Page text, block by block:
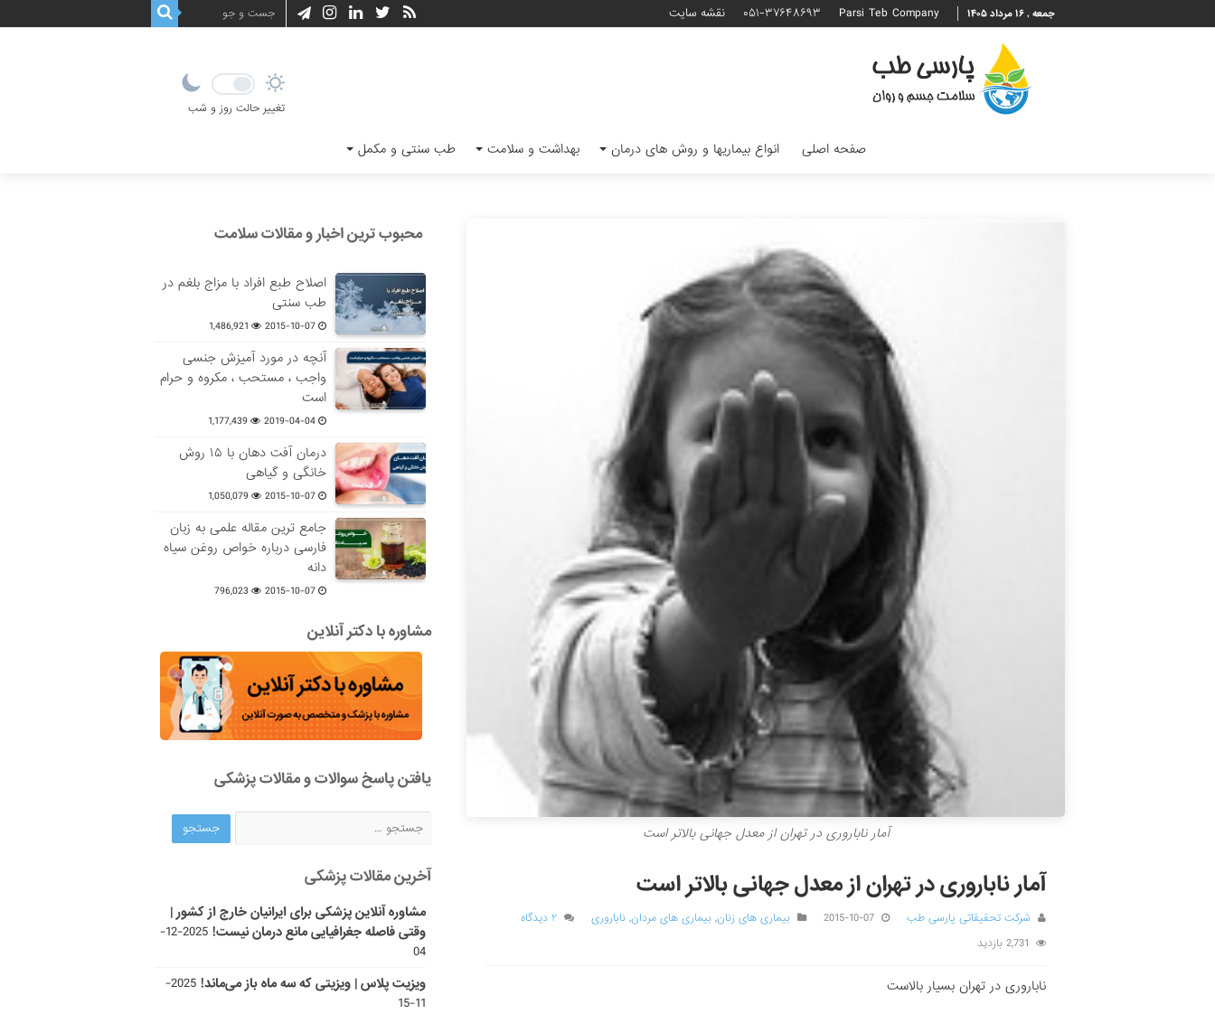
جمعه , ۱۶ مرداد ۱۴۰۵ Parsi Teb Company ۰۵۱-۳۷۶۴۸۶۹۳ نقشه سایت
تغییر حالت روز و شب
صفحه اصلی انواع بیماریها و روش های درمان بهداشت و سلامت طب سنتی و مکمل
آمار ناباروری در تهران از معدل جهانی بالاتر است
آمار ناباروری در تهران از معدل جهانی بالاتر است
شرکت تحقیقاتی پارسی طب 2015-10-07 بیماری های زنان, بیماری های مردان, ناباروری
۲ دیدگاه
2,731 بازدید
ناباروری در تهران بسیار بالاست
محبوب ترین اخبار و مقالات سلامت
اصلاح طبع افراد با مزاج بلغم در
طب سنتی
2015-10-07
1,486,921
آنچه در مورد آمیزش جنسی
واجب ، مستحب ، مکروه و حرام
است
2019-04-04
1,177,439
درمان آفت دهان با ۱۵ روش
خانگی و گیاهی
2015-10-07
1,050,079
جامع ترین مقاله علمی به زبان
فارسی درباره خواص روغن سیاه
دانه
2015-10-07
796,023
مشاوره با دکتر آنلاین
یافتن پاسخ سوالات و مقالات پزشکی
آخرین مقالات پزشکی
مشاوره آنلاین پزشکی برای ایرانیان خارج از کشور |
وقتی فاصله جغرافیایی مانع درمان نیست!
2025-12-
04
ویزیت پلاس | ویزیتی که سه ماه باز می‌ماند!
2025-
11-15